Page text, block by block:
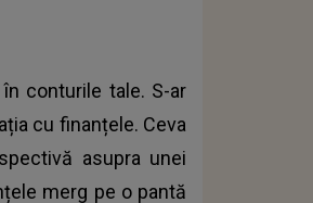
conturile tale. S-ar
cu finanțele. Ceva
asupra unei
merg pe o pantă